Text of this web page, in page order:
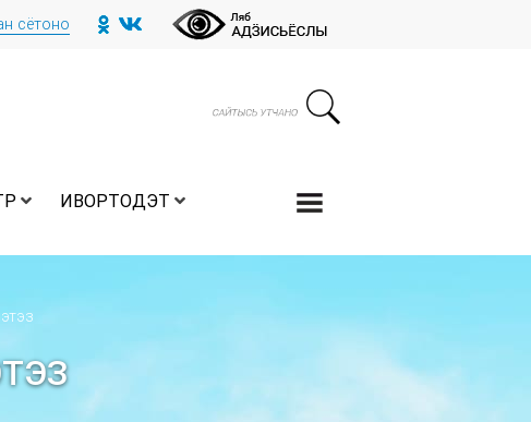
сётоно
ИВОРТОДЭТ